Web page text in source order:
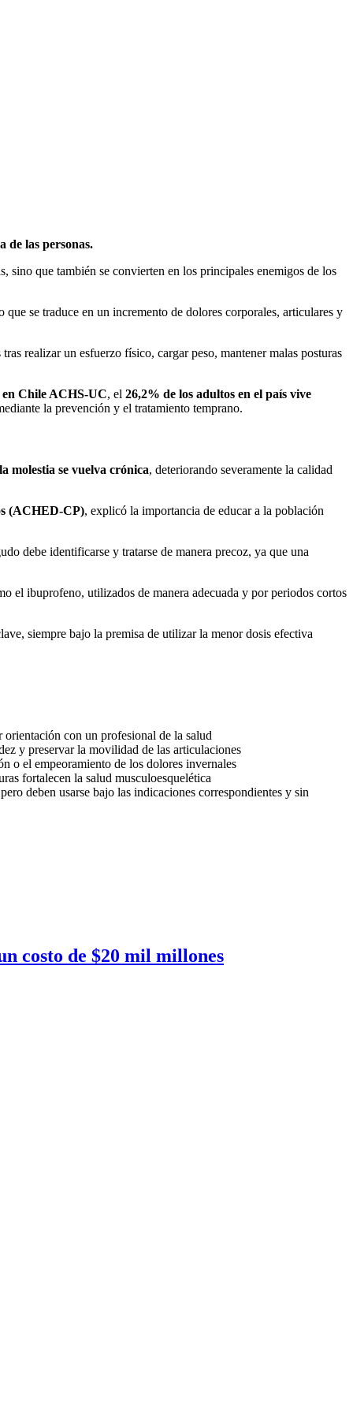
de las personas.
sino que también se convierten en los principales enemigos de los
se traduce en un incremento de dolores corporales, articulares y
tras realizar un esfuerzo físico, cargar peso, mantener malas posturas
Chile ACHS-UC, el 26,2% de los adultos en el país vive
la prevención y el tratamiento temprano.
molestia se vuelva crónica, deteriorando severamente la calidad
(ACHED-CP), explicó la importancia de educar a la población
debe identificarse y tratarse de manera precoz, ya que una
el ibuprofeno, utilizados de manera adecuada y por periodos cortos
siempre bajo la premisa de utilizar la menor dosis efectiva
con un profesional de la salud
y preservar la movilidad de las articulaciones
o el empeoramiento de los dolores invernales
fortalecen la salud musculoesquelética
deben usarse bajo las indicaciones correspondientes y sin
costo de $20 mil millones